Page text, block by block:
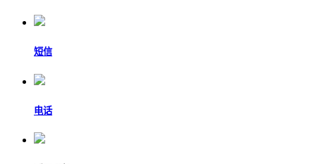
短信
电话